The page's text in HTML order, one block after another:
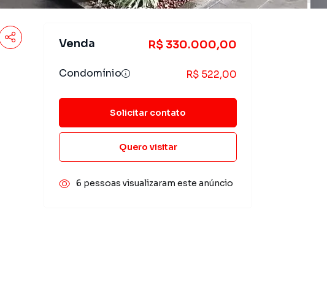
Venda R$ 330.000,00
Condomínio R$ 522,00
Solicitar contato
Quero visitar
6 pessoas visualizaram este anúncio